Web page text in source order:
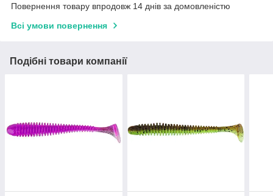
Повернення товару впродовж 14 днів за домовленістю
Всі умови повернення
Подібні товари компанії